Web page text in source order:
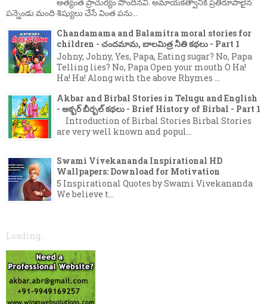
పన్నెండు మంది శిష్యులు చేసే వింత పను...
Chandamama and Balamitra moral stories for
children - చందమామ, బాలమిత్ర నీతి కథలు - Part 1
Johny, Johny, Yes, Papa, Eating sugar? No, Papa
Telling lies? No, Papa Open your mouth O Ha!
Ha! Ha! Along with the above Rhymes ...
Akbar and Birbal Stories in Telugu and English
- అక్బర్ బీర్బల్ కథలు - Brief History of Birbal - Part 1
Introduction of Birbal Stories Birbal Stories
are very well known and popul...
Swami Vivekananda Inspirational HD
Wallpapers: Download for Motivation
5 Inspirational Quotes by Swami Vivekananda
We believe t...
Loading...